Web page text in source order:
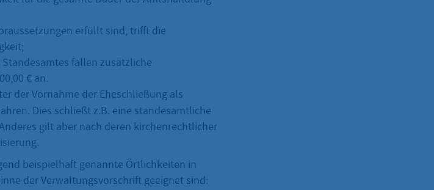
erfüllt sind, trifft die
fallen zusätzliche
€ an.
der Vornahme der Eheschließung als
Dies schließt z.B. eine standesamtliche
gilt aber nach deren kirchenrechtlicher
beispielhaft genannte Örtlichkeiten in
der Verwaltungsvorschrift geeignet sind: